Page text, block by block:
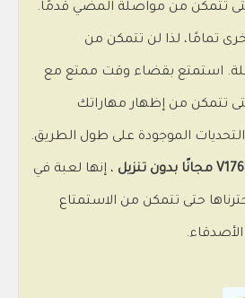
تتمكن من مواصلة المضي قدمًا.
تمامًا، لذا لن تتمكن من
استمتع بقضاء وقت ممتع مع
تتمكن من إظهار مهاراتك
الموجودة على طول الطريق.
، إنها لعبة في
حتى تتمكن من الاستمتاع